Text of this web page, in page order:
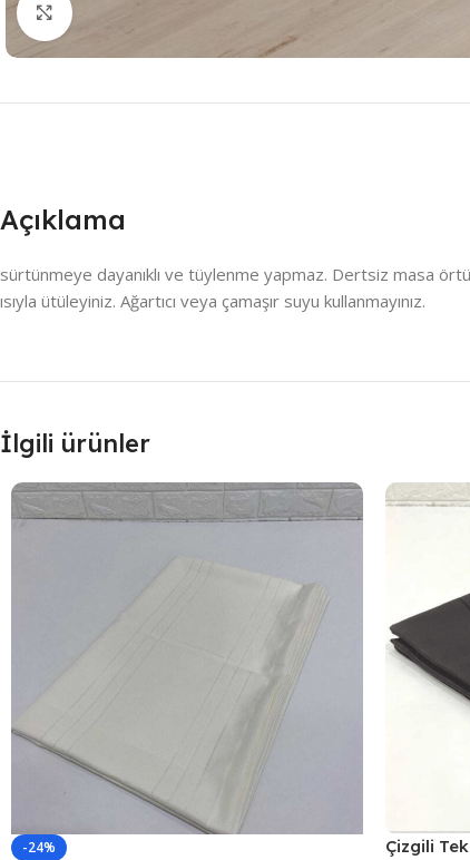
Açıklama
sürtünmeye dayanıklı ve tüylenme yapmaz. Dertsiz masa
ısıyla ütüleyiniz. Ağartıcı veya çamaşır suyu kullanmayınız.
İlgili ürünler
-24%
Çizgili